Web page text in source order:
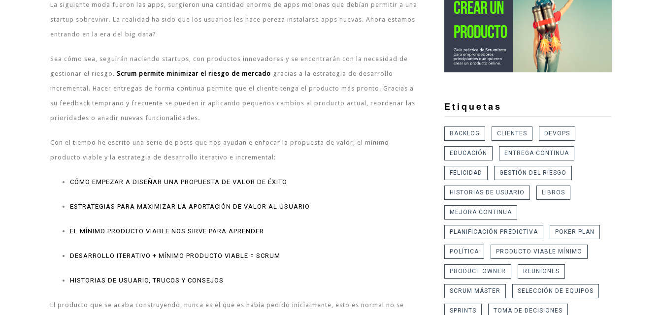
La siguiente moda fueron las apps, surgieron una cantidad enorme de apps molonas que debían permitir a una
startup sobrevivir. La realidad ha sido que los usuarios les hace pereza instalarse apps nuevas. Ahora estamos
entrando en la era del big data?
Sea cómo sea, seguirán naciendo startups, con productos innovadores y se encontrarán con la necesidad de
gestionar el riesgo. Scrum permite minimizar el riesgo de mercado gracias a la estrategia de desarrollo
incremental. Hacer entregas de forma continua permite que el cliente tenga el producto más pronto. Gracias a
su feedback temprano y frecuente se pueden ir aplicando pequeños cambios al producto actual, reordenar las
prioridades o añadir nuevas funcionalidades.
Con el tiempo he escrito una serie de posts que nos ayudan e enfocar la propuesta de valor, el mínimo
producto viable y la estrategia de desarrollo iterativo e incremental:
CÓMO EMPEZAR A DISEÑAR UNA PROPUESTA DE VALOR DE ÉXITO
ESTRATEGIAS PARA MAXIMIZAR LA APORTACIÓN DE VALOR AL USUARIO
EL MÍNIMO PRODUCTO VIABLE NOS SIRVE PARA APRENDER
DESARROLLO ITERATIVO + MÍNIMO PRODUCTO VIABLE = SCRUM
HISTORIAS DE USUARIO, TRUCOS Y CONSEJOS
El producto que se acaba construyendo, nunca es el que es había pedido inicialmente, esto es normal no se
Etiquetas
BACKLOG CLIENTES DEVOPS
EDUCACIÓN ENTREGA CONTINUA
FELICIDAD GESTIÓN DEL RIESGO
HISTORIAS DE USUARIO LIBROS
MEJORA CONTINUA
PLANIFICACIÓN PREDICTIVA POKER PLAN
POLÍTICA PRODUCTO VIABLE MÍNIMO
PRODUCT OWNER REUNIONES
SCRUM MÁSTER SELECCIÓN DE EQUIPOS
SPRINTS TOMA DE DECISIONES